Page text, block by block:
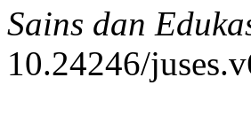
Sains dan
10.24246/